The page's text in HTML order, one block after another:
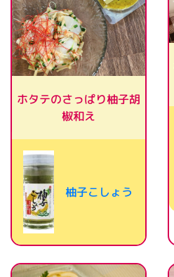
ホタテのさっぱり柚子胡
椒和え
柚子こしょう